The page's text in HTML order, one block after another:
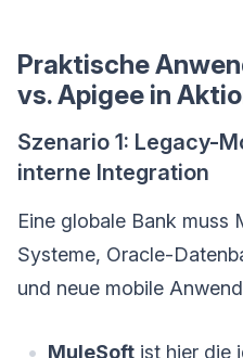
Praktische
vs. Apigee in
Szenario 1: Legacy-
interne Integration
Eine globale Bank muss
Systeme, Oracle-
und neue mobile
MuleSoft ist hier die